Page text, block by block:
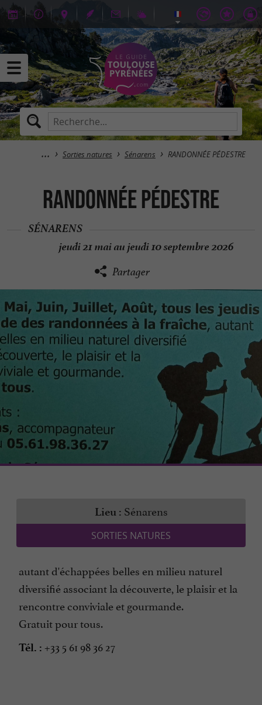
Sorties natures Sénarens RANDONNÉE PÉDESTRE
RANDONNÉE PÉDESTRE
SÉNARENS
jeudi 21 mai au jeudi 10 septembre 2026
Partager
Lieu : Sénarens
SORTIES NATURES
autant d'échappées belles en milieu naturel
diversifié associant la découverte, le plaisir et la
rencontre conviviale et gourmande.
Gratuit pour tous.
Tél. : +33 5 61 98 36 27